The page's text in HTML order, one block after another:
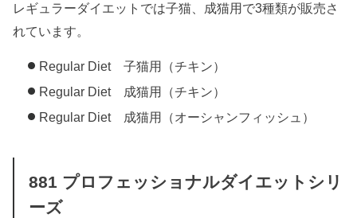
レギュラーダイエットでは子猫、成猫用で3種類が販売さ
れています。
Regular Diet 子猫用（チキン）
Regular Diet 成猫用（チキン）
Regular Diet 成猫用（オーシャンフィッシュ）
881 プロフェッショナルダイエットシリ
ーズ